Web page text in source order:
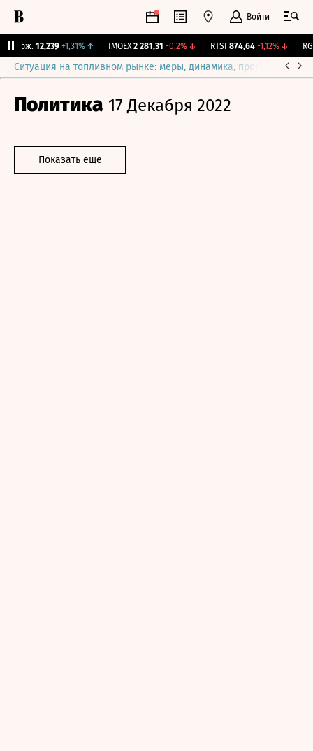
Войти
Бирж. 12,239 +1,31% ↑ IMOEX 2 281,31 -0,2%↓ RTSI 874,64 -1,12%↓ RGBI
Ситуация на топливном рынке: меры, динамика, прогнозы
Политика 17 Декабря 2022
Показать еще